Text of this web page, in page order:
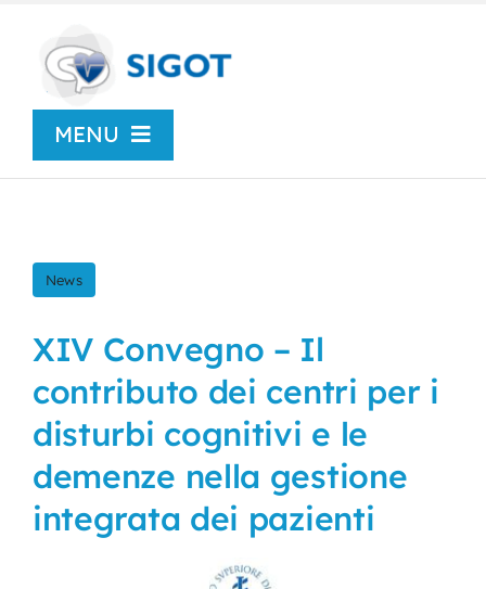
content
MENU
News
Congressi
Centro Studi
SIGOT Young
News
XIV Convegno – Il
contributo dei centri per i
disturbi cognitivi e le
demenze nella gestione
integrata dei pazienti